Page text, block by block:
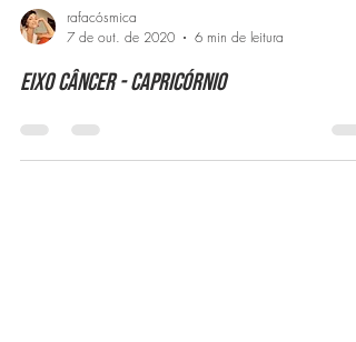
rafacósmica
7 de out. de 2020
6 min de leitura
Eixo Câncer - Capricórnio